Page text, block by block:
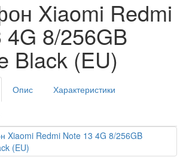
Xiaomi Redmi
4G 8/256GB
Black (EU)
Опис Характеристики